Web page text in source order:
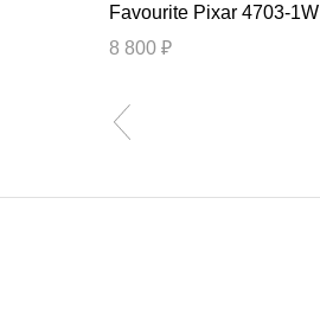
Favourite Pixar 4703-1W
8 800 ₽